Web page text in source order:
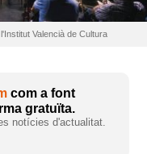
Valencià de Cultura
com a font
gratuïta.
notícies d'actualitat.